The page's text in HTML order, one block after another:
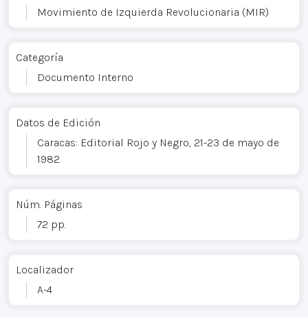
Movimiento de Izquierda Revolucionaria (MIR)
Categoría
Documento Interno
Datos de Edición
Caracas: Editorial Rojo y Negro, 21-23 de mayo de
1982.
Núm. Páginas
72 pp.
Localizador
A-4